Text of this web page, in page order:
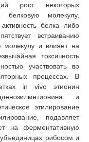
рост некоторых
белковую молекулу,
белка либо
встраиванию
молекулу и влияет на
токсичность
участвовать во
процессах. В
in vivo этионин
и
этилирование
подавляет
на ферментативную
рибосом и